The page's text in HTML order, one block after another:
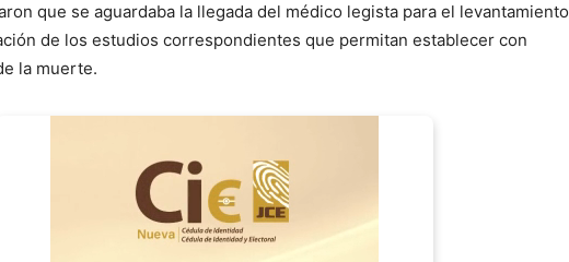
que se aguardaba la llegada del médico legista para el levantamiento
de los estudios correspondientes que permitan establecer con
la muerte.